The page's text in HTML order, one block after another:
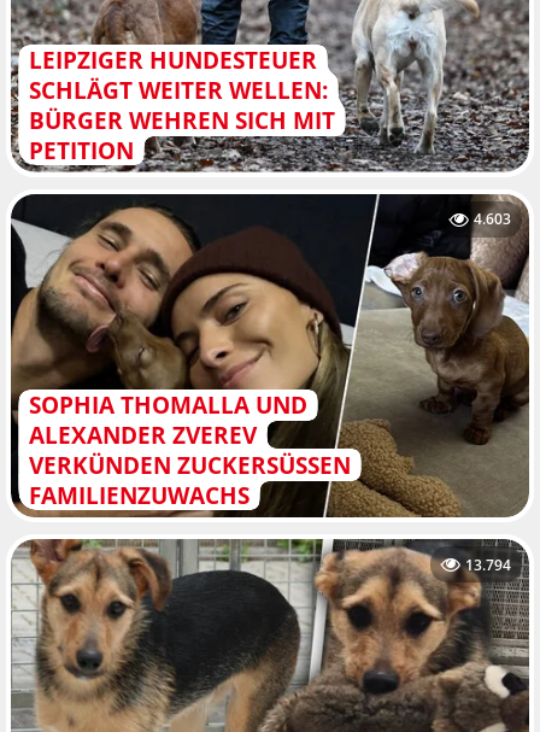
LEIPZIGER HUNDESTEUER
SCHLÄGT WEITER WELLEN:
BÜRGER WEHREN SICH MIT
PETITION
SOPHIA THOMALLA UND
ALEXANDER ZVEREV
VERKÜNDEN ZUCKERSÜSSEN F
AMILIENZUWACHS
4.603
13.794